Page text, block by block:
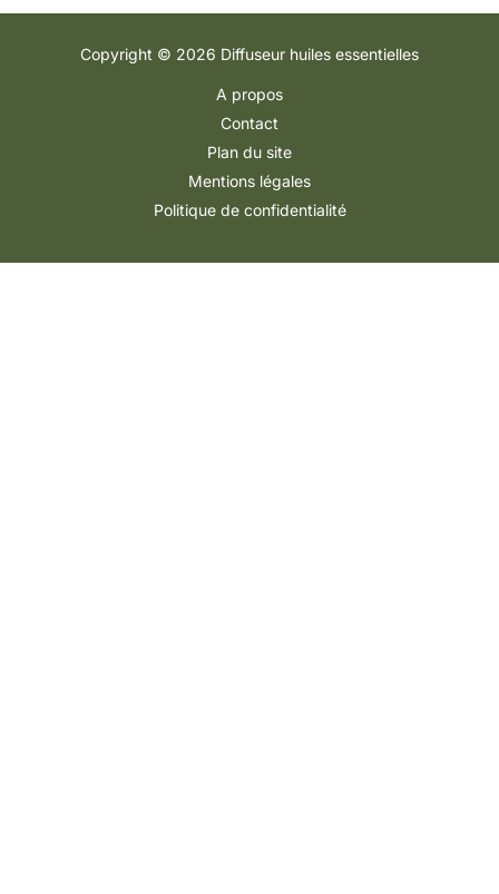
Copyright © 2026 Diffuseur huiles essentielles
A propos
Contact
Plan du site
Mentions légales
Politique de confidentialité